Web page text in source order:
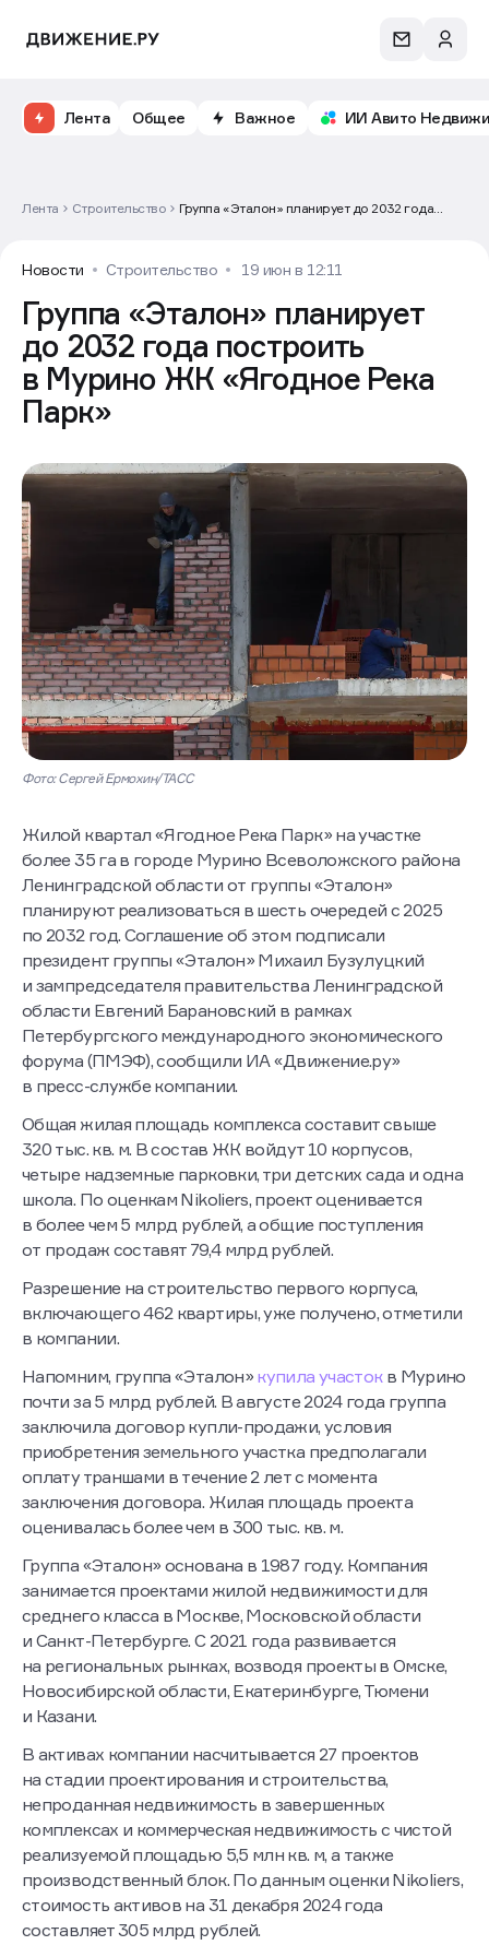
Лента Общее Важное ИИ Авито
Лента Строительство
Группа «Эталон» планирует до 2032 года
Новости Строительство 19 июн в 12:11
Группа «Эталон» планирует
до 2032 года построить
в Мурино ЖК «Ягодное Река
Парк»
Фото: Сергей Ермохин/ТАСС
Жилой квартал «Ягодное Река Парк» на участке
более 35 га в городе Мурино Всеволожского района
Ленинградской области от группы «Эталон»
планируют реализоваться в шесть очередей с 2025
по 2032 год. Соглашение об этом подписали
президент группы «Эталон» Михаил Бузулуцкий
и зампредседателя правительства Ленинградской
области Евгений Барановский в рамках
Петербургского международного экономического
форума (ПМЭФ), сообщили ИА «Движение.ру»
в пресс-службе компании.
Общая жилая площадь комплекса составит свыше
320 тыс. кв. м. В состав ЖК войдут 10 корпусов,
четыре надземные парковки, три детских сада и одна
школа. По оценкам Nikoliers, проект оценивается
в более чем 5 млрд рублей, а общие поступления
от продаж составят 79,4 млрд рублей.
Разрешение на строительство первого корпуса,
включающего 462 квартиры, уже получено, отметили
в компании.
Напомним, группа «Эталон» купила участокв Мурино
почти за 5 млрд рублей. В августе 2024 года группа
заключила договор купли-продажи, условия
приобретения земельного участка предполагали
оплату траншами в течение 2 лет с момента
заключения договора. Жилая площадь проекта
оценивалась более чем в 300 тыс. кв. м.
Группа «Эталон» основана в 1987 году. Компания
занимается проектами жилой недвижимости для
среднего класса в Москве, Московской области
и Санкт-Петербурге. С 2021 года развивается
на региональных рынках, возводя проекты в Омске,
Новосибирской области, Екатеринбурге, Тюмени
и Казани.
В активах компании насчитывается 27 проектов
на стадии проектирования и строительства,
непроданная недвижимость в завершенных
комплексах и коммерческая недвижимость с чистой
реализуемой площадью 5,5 млн кв. м, а также
производственный блок. По данным оценки Nikoliers,
стоимость активов на 31 декабря 2024 года
составляет 305 млрд рублей.